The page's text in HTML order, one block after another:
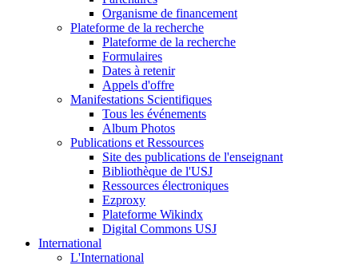
Organisme de financement
Plateforme de la recherche
Plateforme de la recherche
Formulaires
Dates à retenir
Appels d'offre
Manifestations Scientifiques
Tous les événements
Album Photos
Publications et Ressources
Site des publications de l'enseignant
Bibliothèque de l'USJ
Ressources électroniques
Ezproxy
Plateforme Wikindx
Digital Commons USJ
International
L'International